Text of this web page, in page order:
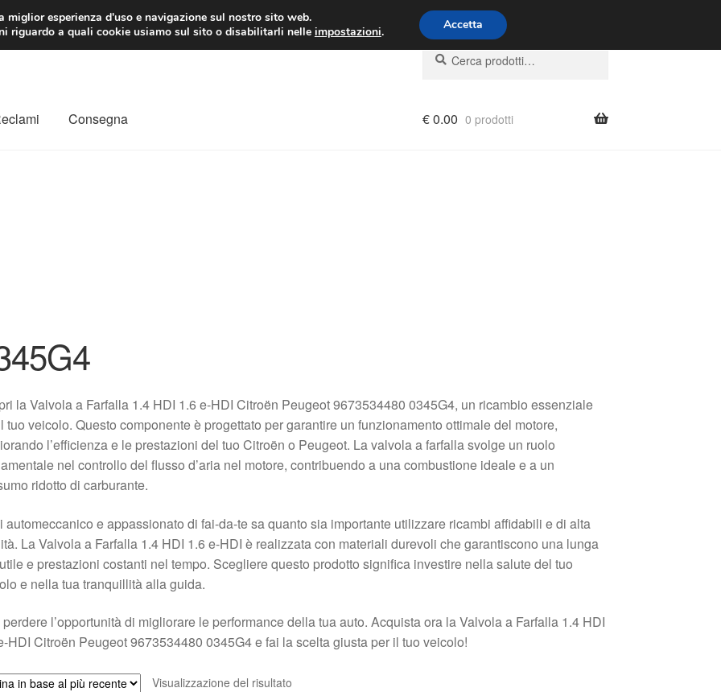
EUR Lun-Ven 9:00 - 16:00 800 580 290
Cerca:
Cerca
Consegna €0.00 0 prodotti
la Valvola a Farfalla 1.4 HDI 1.6 e-HDI Citroën Peugeot 9673534480 0345G4, un ricambio essenziale
tuo veicolo. Questo componente è progettato per garantire un funzionamento ottimale del motore,
l’efficienza e le prestazioni del tuo Citroën o Peugeot. La valvola a farfalla svolge un ruolo
nel controllo del flusso d’aria nel motore, contribuendo a una combustione ideale e a un
ridotto di carburante.
automeccanico e appassionato di fai-da-te sa quanto sia importante utilizzare ricambi affidabili e di alta
La Valvola a Farfalla 1.4 HDI 1.6 e-HDI è realizzata con materiali durevoli che garantiscono una lunga
e prestazioni costanti nel tempo. Scegliere questo prodotto significa investire nella salute del tuo
e nella tua tranquillità alla guida.
l’opportunità di migliorare le performance della tua auto. Acquista ora la Valvola a Farfalla 1.4 HDI
HDI Citroën Peugeot 9673534480 0345G4 e fai la scelta giusta per il tuo veicolo!
Visualizzazione del risultato
esperienza d'uso e navigazione sul nostro sito web.
riguardo a quali cookie usiamo sul sito o disabilitarli nelle impostazioni. Accetta